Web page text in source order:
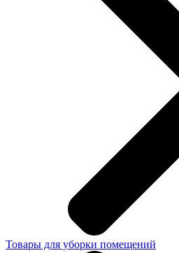
Товары для уборки помещений